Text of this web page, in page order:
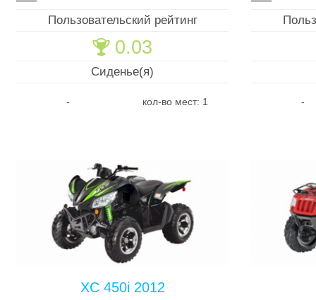
Пользовательский рейтинг
🏆 0.03
Сиденье(я)
- кол-во мест: 1 -
XC 450i 2012